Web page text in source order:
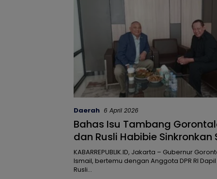
Daerah 6 April 2026
Bahas Isu Tambang
dan Rusli Habibie Sinkronkan
Jelang Audiensi Menteri
KABARREPUBLIK.ID, Jakarta – Gubernur
Ismail, bertemu dengan Anggota DPR RI
Rusli…